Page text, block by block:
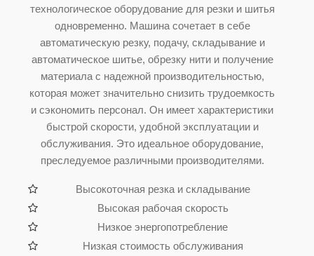
технологическое оборудование для резки и шитья
одновременно. Машина сочетает в себе
автоматическую резку, подачу, складывание и
автоматическое шитье, обрезку нити и получение
материала с надежной производительностью,
которая может значительно снизить трудоемкость
и сэкономить персонал. Он имеет характеристики
быстрой скорости, удобной эксплуатации и
обслуживания. Это идеальное оборудование,
преследуемое различными производителями.
Высокоточная резка и складывание
Высокая рабочая скорость
Низкое энергопотребление
Низкая стоимость обслуживания